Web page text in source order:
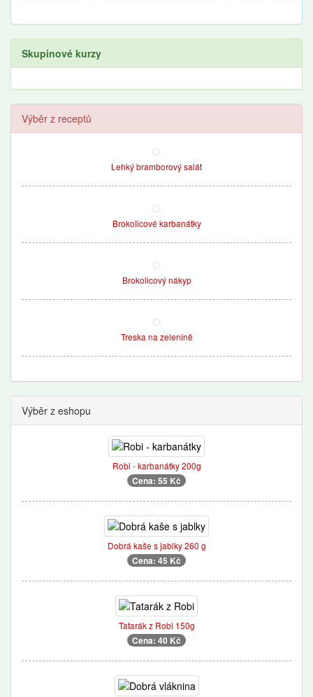
Skupinové kurzy
Výběr z receptů
Lehký bramborový salát
Brokolicové karbanátky
Brokolicový nákyp
Treska na zelenině
Výběr z eshopu
Robi - karbanátky 200g
Cena: 55 Kč
Dobrá kaše s jablky 260 g
Cena: 45 Kč
Tatarák z Robi 150g
Cena: 40 Kč